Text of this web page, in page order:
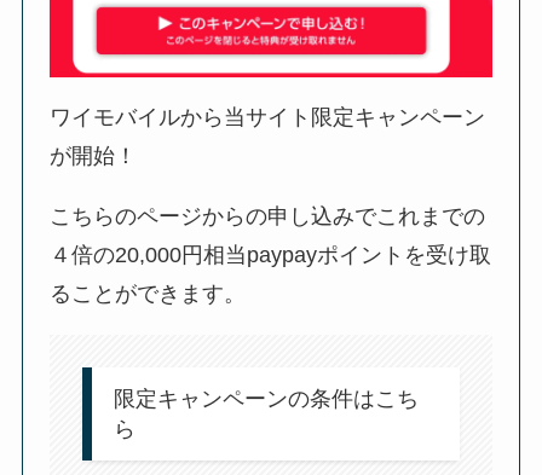
ワイモバイルから当サイト限定キャンペーン
が開始！
こちらのページからの申し込みでこれまでの
４倍の20,000円相当paypayポイントを受け取
ることができます。
限定キャンペーンの条件はこち
ら